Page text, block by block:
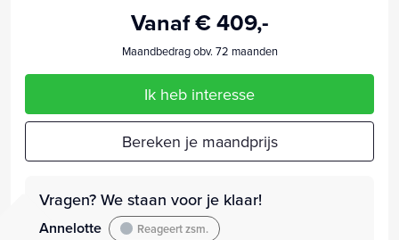
Vanaf € 409,-
Maandbedrag obv. 72 maanden
Ik heb interesse
Bereken je maandprijs
Vragen? We staan voor je klaar!
Annelotte Reageert zsm.